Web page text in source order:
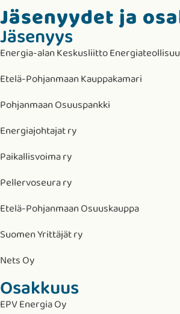
Jäsenyydet ja
Jäsenyys
Energia-alan Keskusliitto
Etelä-Pohjanmaan Kauppakamari
Pohjanmaan Osuuspankki
Energiajohtajat ry
Paikallisvoima ry
Pellervoseura ry
Etelä-Pohjanmaan Osuuskauppa
Suomen Yrittäjät ry
Nets Oy
Osakkuus
EPV Energia Oy